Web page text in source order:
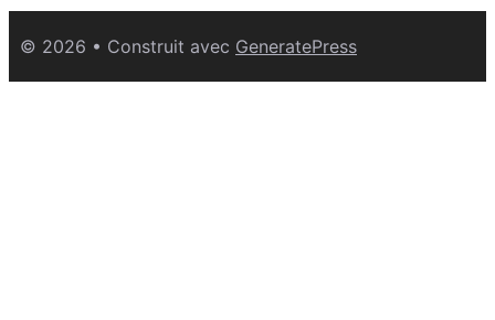
© 2026 • Construit avec GeneratePress